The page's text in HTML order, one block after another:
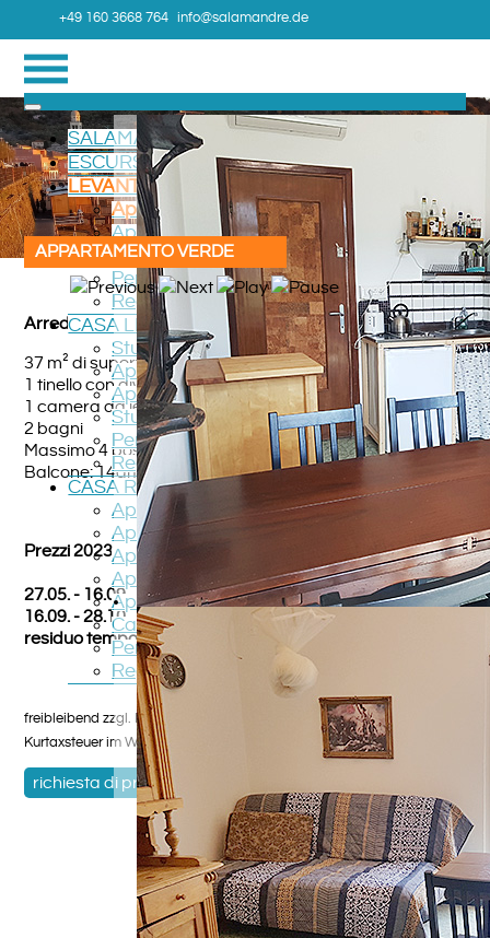
+49 160 3668 764 info@salamandre.de
SALAMANDRE
ESCURSIONI
LEVANTO TERRAZZO
Appartamento Verde
Appartamento ROSSO
Camera
Percorso
Regione
CASA LEVANTO
Studio LUCIOLA
Appartamento RONDONE
Appartamento GIRASOLE
Studio VIOLA
Percorso
Regione
CASA ROGGIO
Appartamento TOPO
Appartamento PICCOLO
Appartamento GATTO
Appartamento ANGELO
Appartamento PIPPISTRELLO
Casa STREGA
Percorso
Regione
APPARTAMENTO VERDE
Arredamento
37 m² di superficie
1 tinello con divano letto
1 camera da letto
2 bagni
Massimo 4 posti letto
Balcone: 14qm
Prezzi 2023
27.05. - 16.09. su richiesta
16.09. - 28.10. su richiesta
residuo tempo su richiesta
freibleibend zzgl. Nebenkostenpauschale und Reinigung,
Kurtaxsteuer im Winterhalbjahr Heizkosten
richiesta di prenotazione